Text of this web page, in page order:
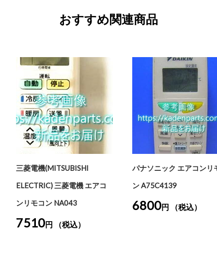
おすすめ関連商品
三菱電機(MITSUBISHI
ELECTRIC) 三菱電機 エアコ
ンリモコン NA043
7510円 （税込）
パナソニック エアコンリ
ン A75C4139
6800円 （税込）